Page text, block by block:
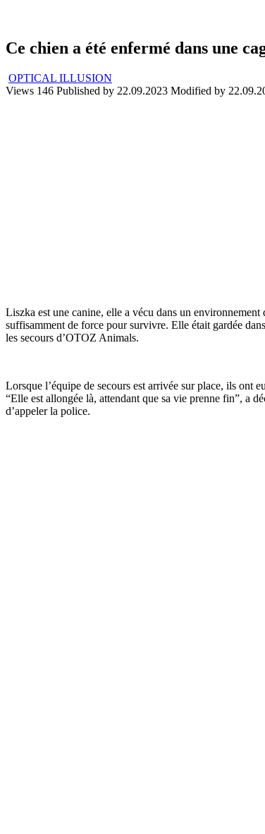
Ce chien a été enfermé dans une
OPTICAL ILLUSION
Views 146 Published by 22.09.2023 Modified by
Liszka est une canine, elle a vécu dans un
suffisamment de force pour survivre. Elle était gardée
les secours d’OTOZ Animals.
Lorsque l’équipe de secours est arrivée sur place, ils ont
“Elle est allongée là, attendant que sa vie prenne fin”, a
d’appeler la police.